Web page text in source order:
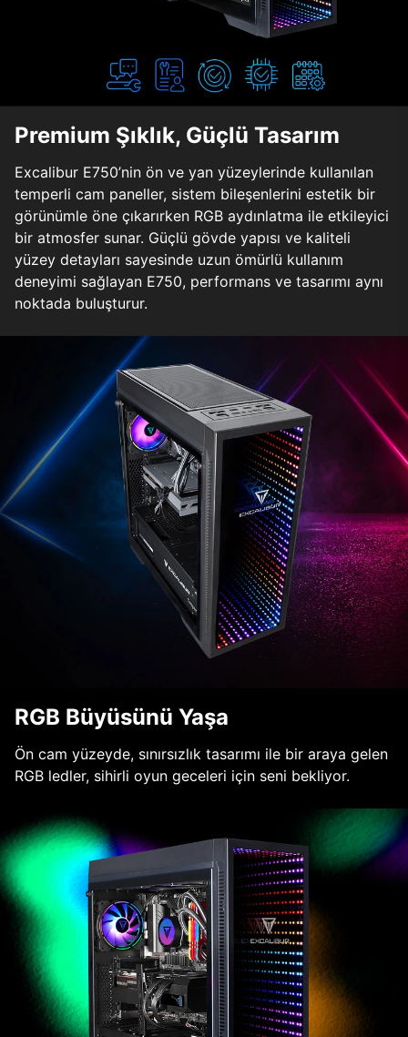
Premium Şıklık, Güçlü Tasarım
Excalibur E750’nin ön ve yan yüzeylerinde kullanılan
temperli cam paneller, sistem bileşenlerini estetik bir
görünümle öne çıkarırken RGB aydınlatma ile etkileyici
bir atmosfer sunar. Güçlü gövde yapısı ve kaliteli
yüzey detayları sayesinde uzun ömürlü kullanım
deneyimi sağlayan E750, performans ve tasarımı aynı
noktada buluşturur.
RGB Büyüsünü Yaşa
Ön cam yüzeyde, sınırsızlık tasarımı ile bir araya gelen
RGB ledler, sihirli oyun geceleri için seni bekliyor.